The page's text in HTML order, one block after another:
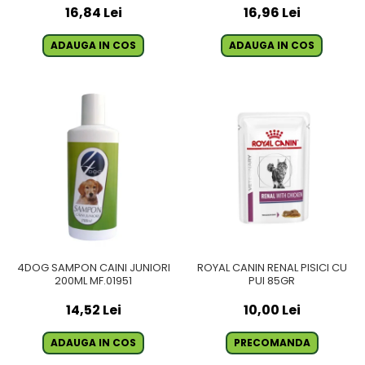
16,84 Lei
ADAUGA IN COS
16,96 Lei
ADAUGA IN COS
4DOG SAMPON CAINI JUNIORI
200ML MF.01951
14,52 Lei
ADAUGA IN COS
ROYAL CANIN RENAL PISICI CU
PUI 85GR
10,00 Lei
PRECOMANDA